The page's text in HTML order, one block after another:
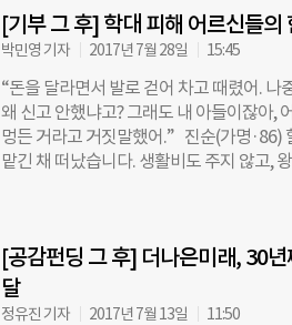
할 생각입니다. 휠체어를 타는 장애인들에
불편함이 없는 장소, 휠체어 이동이 용이한
돌며
고, 임산부와 장애 아동, 농촌 노인 등 다양
해 3월엔 고용노동부 정식 사회적기업 인
중단된 독거노인과 다문화가정의 상담을
이 힘든 여름이 오기 전 프로그램을 진행
주하는 65세 이상 독거노인 25명을 대상
시작했다. 기부금을 바탕으로, 수원시 팔
움이 푸드테라피 식재료를 제공하는 등 지
통하고 자연스럽게 마음의 위로를 얻는
후 4개월째 집에만 있던 한 어르신이
[기부 그 후] 학대 피해 어르신들의
박민영 기자 2017년 7월 28일 15:45
“돈을 달라면서 발로 걷어 차고 때렸어.
왜 신고 안했냐고? 그래도 내 아들이잖아,
멍든 거라고 거짓말했어.” 진순(가명·86)
맡긴 채 떠났습니다. 생활비도 주지 않고,
는 붉은 손자국이 나 있었지요. 이런 할머
“애들을 데리고 다른 곳으로 피해라”고 수
에 도움을 청했습니다. ◇학대 가해자 대
[공감펀딩 그 후] 더나은미래, 30년
달
정유진 기자 2017년 7월 13일 11:50